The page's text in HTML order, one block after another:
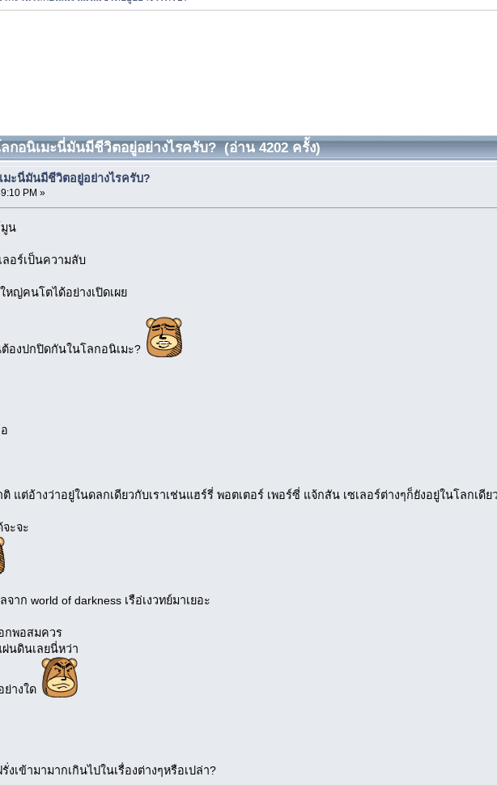
กอนิเมะนี่มันมีชีวิตอยู่อย่างไรครับ? (อ่าน 4202 ครั้ง)
มะนี่มันมีชีวิตอยู่อย่างไรครับ?
PM »
มูน
ลอร์เป็นความลับ
ญ่คนโตได้อย่างเปิดเผย
ต้องปกปิดกันในโลกอนิเมะ?
แต่อ้างว่าอยู่ในดลกเดียวกับเราเช่นแฮร์รี่ พอตเตอร์ เพอร์ซี่ แจ้กสัน เซเลอร์ต่างๆก็ยังอยู่ในโลกเดีย
ะจะ
าก world of darkness เรือ่เงวทย์มาเยอะ
กพอสมควร
นดินเลยนี่หว่า
างใด
งเข้ามามากเกินไปในเรื่องต่างๆหรือเปล่า?